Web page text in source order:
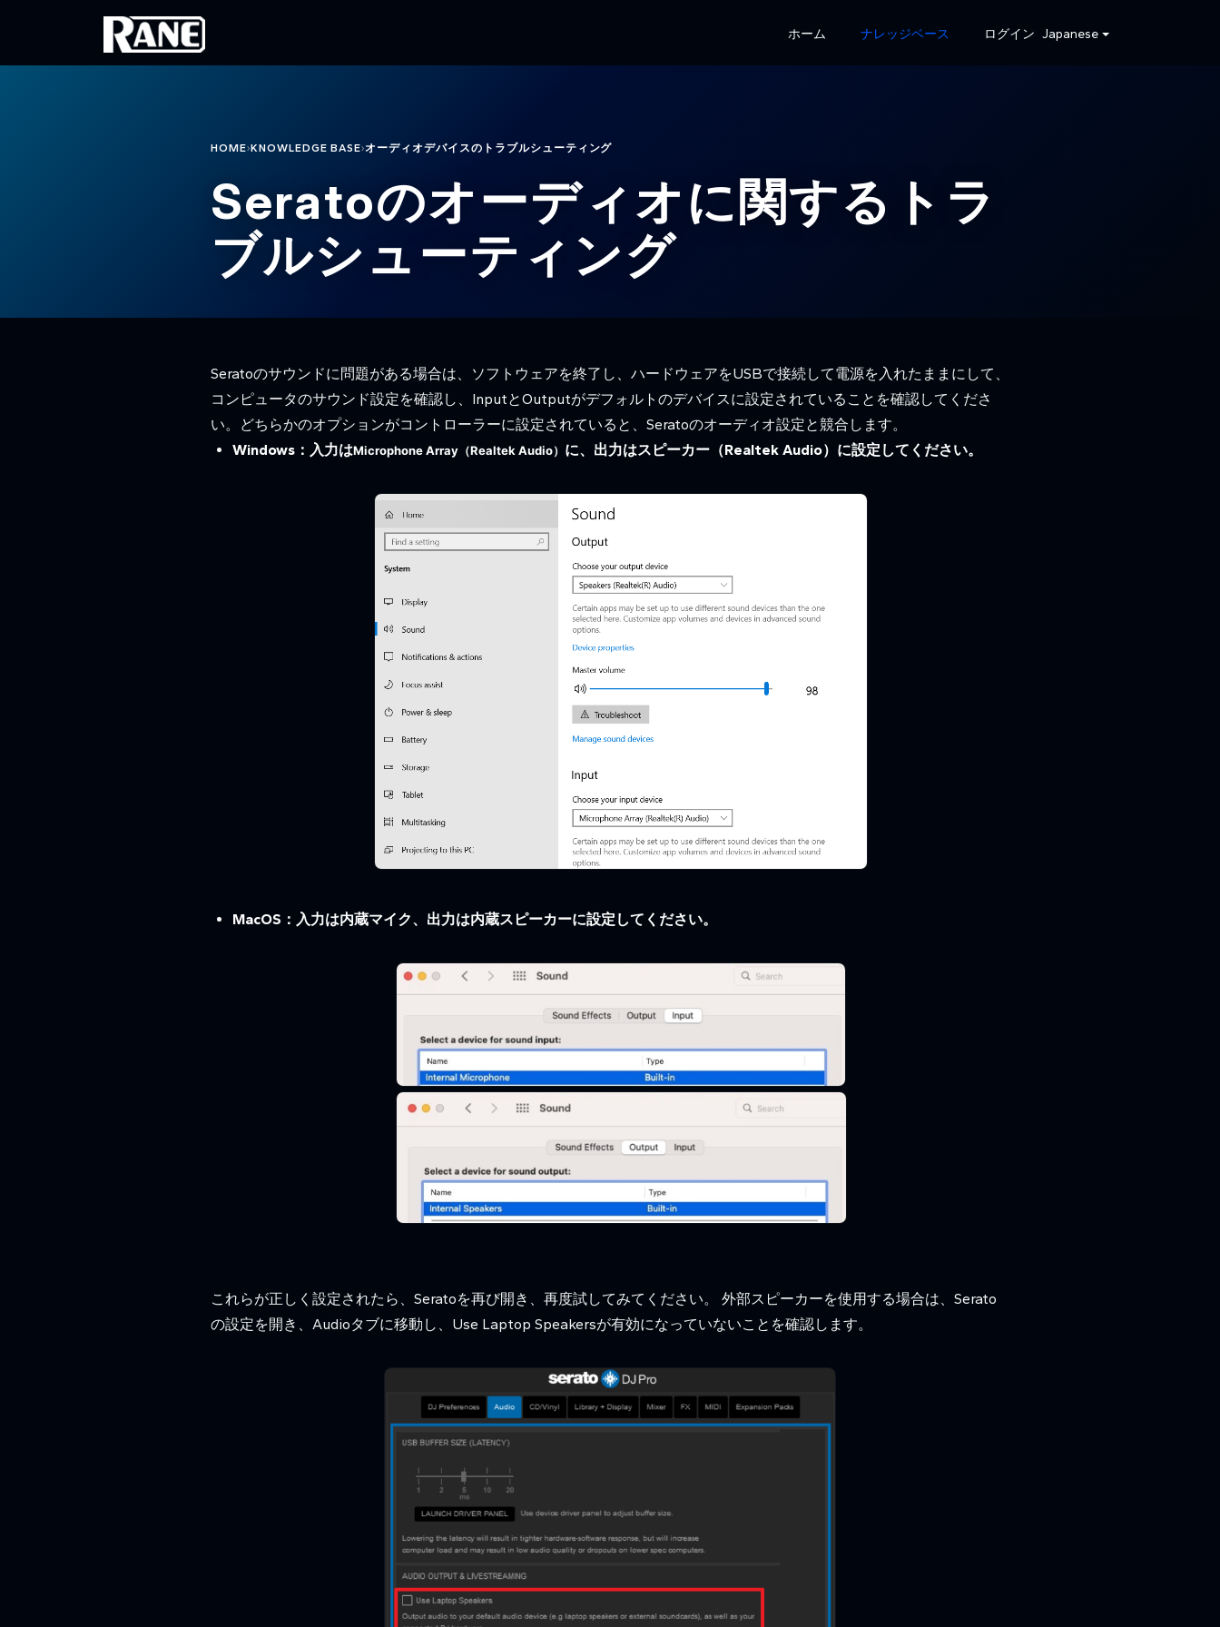
ホーム ナレッジベース ログイン Japanese
HOME›KNOWLEDGE BASE›オーディオデバイスのトラブルシューティング
Seratoのオーディオに関するトラ
ブルシューティング
Seratoのサウンドに問題がある場合は、ソフトウェアを終了し、ハードウェアをUSBで接続して電源を入れたままにして、
コンピュータのサウンド設定を確認し、InputとOutputがデフォルトのデバイスに設定されていることを確認してくださ
い。どちらかのオプションがコントローラーに設定されていると、Seratoのオーディオ設定と競合します。
Windows：入力はMicrophone Array （Realtek Audio） に、出力はスピーカー（Realtek Audio）に設定してください。
MacOS：入力は内蔵マイク、出力は内蔵スピーカーに設定してください。
これらが正しく設定されたら、Seratoを再び開き、再度試してみてください。 外部スピーカーを使用する場合は、Serato
の設定を開き、Audioタブに移動し、Use Laptop Speakersが有効になっていないことを確認します。